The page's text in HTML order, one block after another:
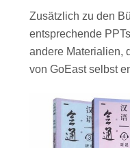
Zusätzlich zu den
entsprechende
andere Materialien,
von GoEast selbst